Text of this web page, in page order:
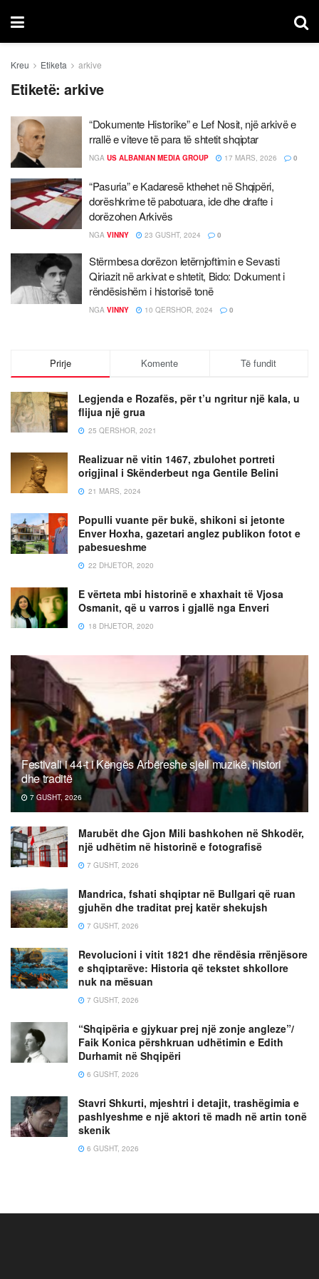
Kreu Etiketa arkive
Etiketë:arkive
“Dokumente Historike” e Lef Nosit, një arkivë e
rrallë e viteve të para të shtetit shqiptar
NGA US ALBANIAN MEDIA GROUP 17 MARS, 2026 0
“Pasuria” e Kadaresë kthehet në Shqipëri,
dorëshkrime të pabotuara, ide dhe drafte i
dorëzohen Arkivës
NGA VINNY 23 GUSHT, 2024 0
Stërmbesa dorëzon letërnjoftimin e Sevasti
Qiriazit në arkivat e shtetit, Bido: Dokument i
rëndësishëm i historisë tonë
NGA VINNY 10 QERSHOR, 2024 0
Prirje Komente Të fundit
Legjenda e Rozafës, për t’u ngritur një kala, u
flijua një grua
25 QERSHOR, 2021
Realizuar në vitin 1467, zbulohet portreti
origjinal i Skënderbeut nga Gentile Belini
21 MARS, 2024
Populli vuante për bukë, shikoni si jetonte
Enver Hoxha, gazetari anglez publikon fotot e
pabesueshme
22 DHJETOR, 2020
E vërteta mbi historinë e xhaxhait të Vjosa
Osmanit, që u varros i gjallë nga Enveri
18 DHJETOR, 2020
Festivali i 44-t i Këngës Arbëreshe sjell muzikë, histori
dhe traditë
7 GUSHT, 2026
Marubët dhe Gjon Mili bashkohen në Shkodër,
një udhëtim në historinë e fotografisë
7 GUSHT, 2026
Mandrica, fshati shqiptar në Bullgari që ruan
gjuhën dhe traditat prej katër shekujsh
7 GUSHT, 2026
Revolucioni i vitit 1821 dhe rëndësia rrënjësore
e shqiptarëve: Historia që tekstet shkollore
nuk na mësuan
7 GUSHT, 2026
“Shqipëria e gjykuar prej një zonje angleze”/
Faik Konica përshkruan udhëtimin e Edith
Durhamit në Shqipëri
6 GUSHT, 2026
Stavri Shkurti, mjeshtri i detajit, trashëgimia e
pashlyeshme e një aktori të madh në artin tonë
skenik
6 GUSHT, 2026